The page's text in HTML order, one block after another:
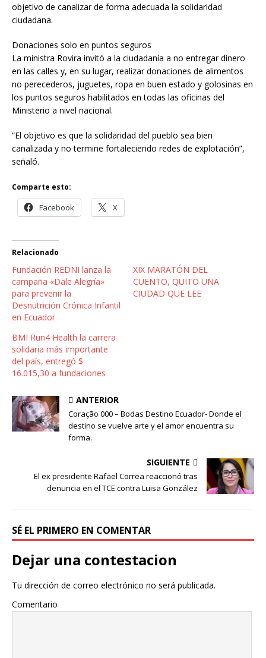
objetivo de canalizar de forma adecuada la solidaridad
ciudadana.
Donaciones solo en puntos seguros
La ministra Rovira invitó a la ciudadanía a no entregar dinero
en las calles y, en su lugar, realizar donaciones de alimentos
no perecederos, juguetes, ropa en buen estado y golosinas en
los puntos seguros habilitados en todas las oficinas del
Ministerio a nivel nacional.
“El objetivo es que la solidaridad del pueblo sea bien
canalizada y no termine fortaleciendo redes de explotación”,
señaló.
Comparte esto:
Facebook X
Relacionado
Fundación REDNI lanza la
campaña «Dale Alegría»
para prevenir la
Desnutrición Crónica Infantil
en Ecuador
XIX MARATÓN DEL
CUENTO, QUITO UNA
CIUDAD QUE LEE
BMI Run4 Health la carrera
solidaria más importante
del país, entregó $
16.015,30 a fundaciones
ANTERIOR
Coração 000 – Bodas Destino Ecuador- Donde el
destino se vuelve arte y el amor encuentra su
forma.
SIGUIENTE
El ex presidente Rafael Correa reaccionó tras
denuncia en el TCE contra Luisa González
SÉ EL PRIMERO EN COMENTAR
Dejar una contestacion
Tu dirección de correo electrónico no será publicada.
Comentario